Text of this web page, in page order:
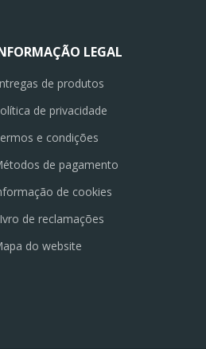
LEGAL
de produtos
de privacidade
e condições
de pagamento
de cookies
de reclamações
do website